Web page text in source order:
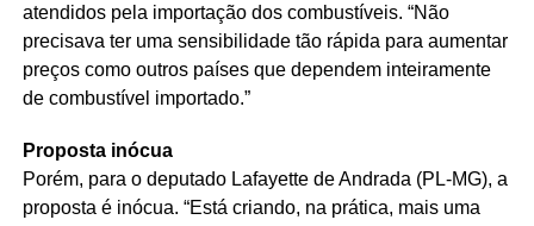
atendidos pela importação dos combustíveis. “Não
precisava ter uma sensibilidade tão rápida para aumentar
preços como outros países que dependem inteiramente
de combustível importado.”
Proposta inócua
Porém, para o deputado Lafayette de Andrada (PL-MG), a
proposta é inócua. “Está criando, na prática, mais uma